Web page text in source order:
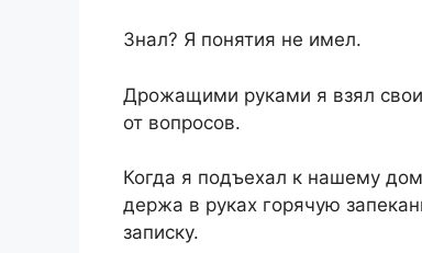
Знал? Я понятия не имел.
Дрожащими руками я взял
от вопросов.
Когда я подъехал к нашему
держа в руках горячую
записку.